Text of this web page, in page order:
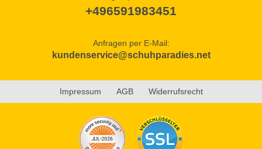
+496591983451
Anfragen per E-Mail:
kundenservice@schuhparadies.net
Impressum AGB Widerrufsrecht